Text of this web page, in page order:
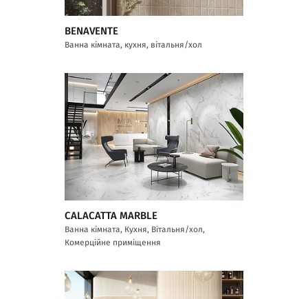
BENAVENTE
Ванна кімната, кухня, вітальня/хол
CALACATTA MARBLE
Ванна кімната, Кухня, Вітальня/хол,
Комерційне приміщення